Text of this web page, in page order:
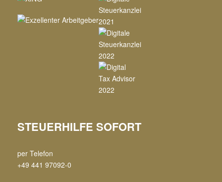
STEUERHILFE SOFORT
per Telefon
+49 441 97092-0